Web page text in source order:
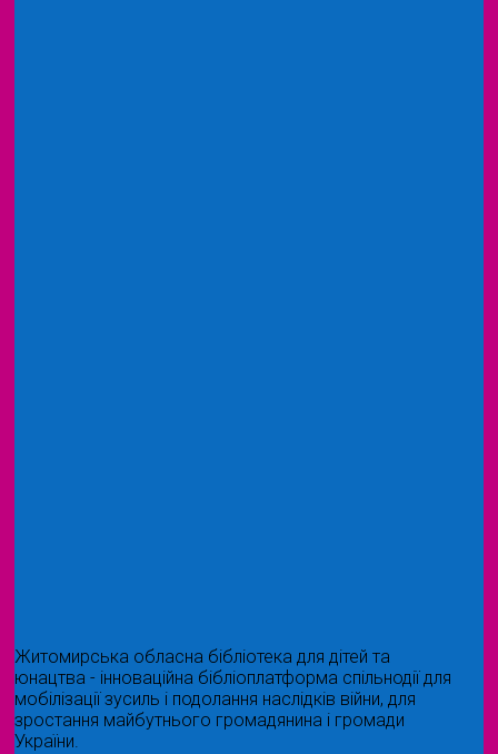
Житомирська обласна бібліотека для дітей та
юнацтва - інноваційна бібліоплатформа спільнодії для
мобілізації зусиль і подолання наслідків війни, для
зростання майбутнього громадянина і громади
України.